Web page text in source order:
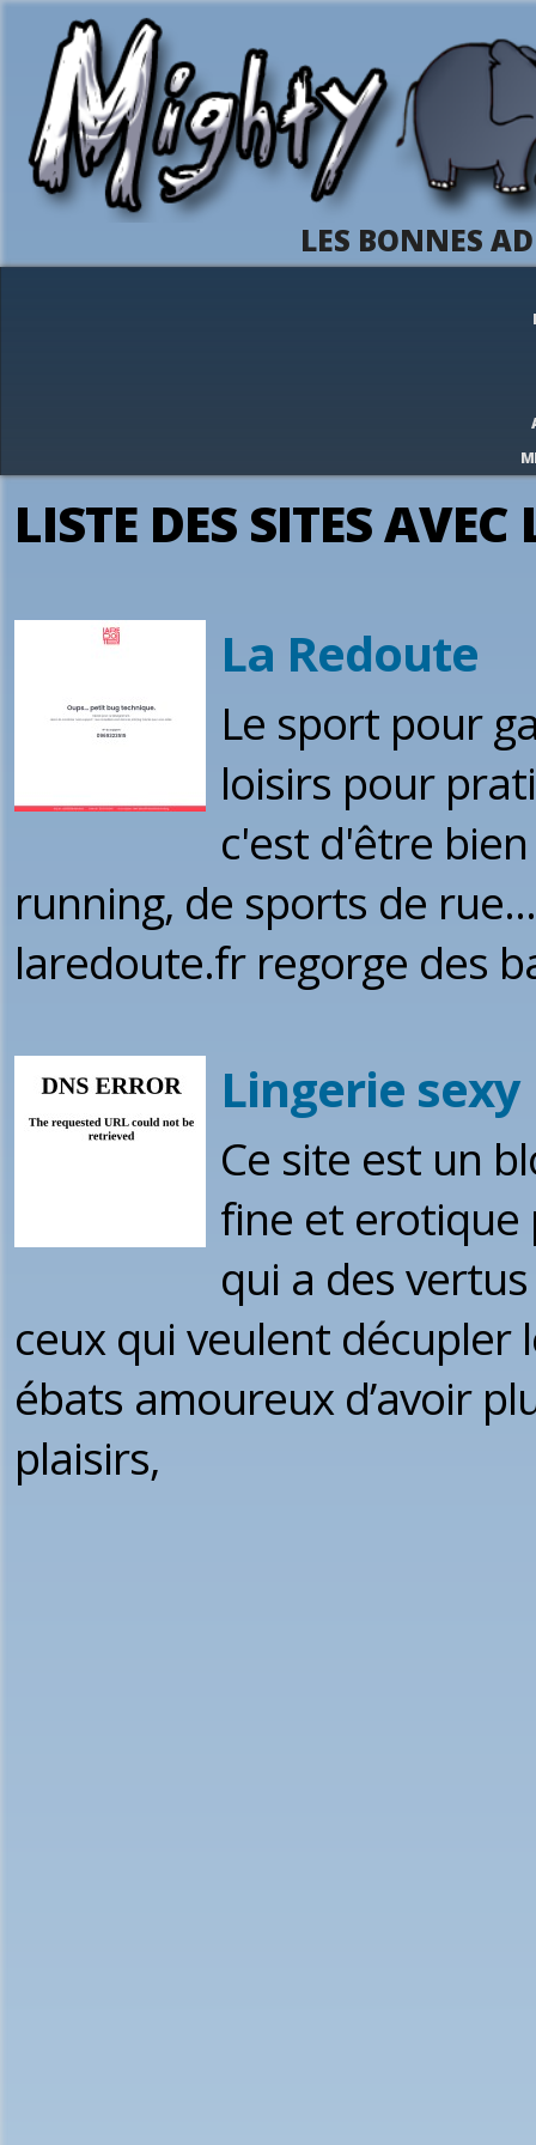
LES BONNES
LISTE DES SITES
La Redoute
Le sport pour
loisirs pour
c'est d'être
running, de sports de
laredoute.fr regorge des
Lingerie sexy
Ce site est un
fine et erotique
qui a des
ceux qui veulent décupler
ébats amoureux d’avoir
plaisirs,